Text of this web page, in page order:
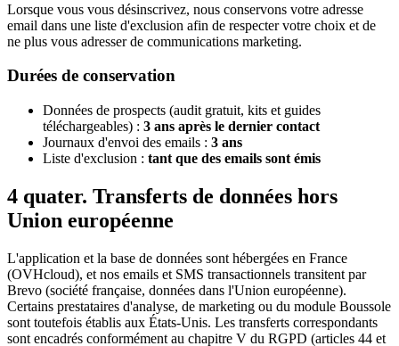
Lorsque vous vous désinscrivez, nous conservons votre adresse
email dans une liste d'exclusion afin de respecter votre choix et de
ne plus vous adresser de communications marketing.
Durées de conservation
Données de prospects (audit gratuit, kits et guides
téléchargeables) : 3 ans après le dernier contact
Journaux d'envoi des emails : 3 ans
Liste d'exclusion : tant que des emails sont émis
4 quater. Transferts de données hors
Union européenne
L'application et la base de données sont hébergées en France
(OVHcloud), et nos emails et SMS transactionnels transitent par
Brevo (société française, données dans l'Union européenne).
Certains prestataires d'analyse, de marketing ou du module Boussole
sont toutefois établis aux États-Unis. Les transferts correspondants
sont encadrés conformément au chapitre V du RGPD (articles 44 et